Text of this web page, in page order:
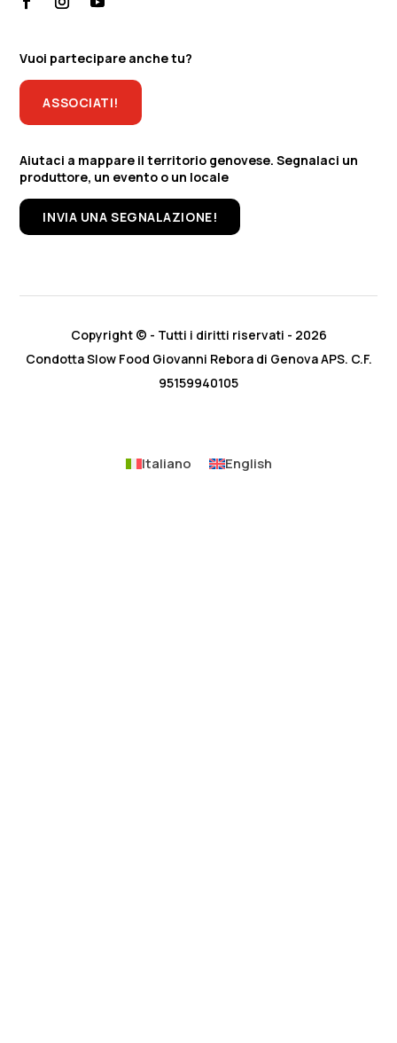
Vuoi partecipare anche tu?
ASSOCIATI!
Aiutaci a mappare il territorio genovese. Segnalaci un
produttore, un evento o un locale
INVIA UNA SEGNALAZIONE!
Copyright © - Tutti i diritti riservati - 2026
Condotta Slow Food Giovanni Rebora di Genova APS. C.F.
95159940105
Italiano English